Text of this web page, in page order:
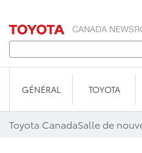
GÉNÉRAL TOYOTA
Toyota CanadaSalle de